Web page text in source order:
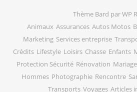
Thème Bard parWP
Animaux Assurances Autos Motos
Marketing Services entreprise
Crédits Lifestyle Loisirs Chasse Enfants
Protection Sécurité Rénovation Mariage
Hommes Photographie Rencontre
Transports Voyages Articles